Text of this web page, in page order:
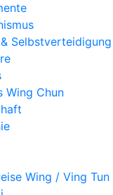
Selbstverteidigung
Wing Chun
Wing / Ving Tun